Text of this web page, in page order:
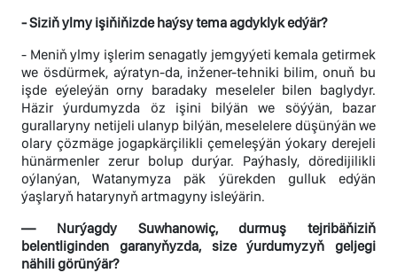
- Siziň ylmy işiňiňizde haýsy tema agdyklyk edýär?
- Meniň ylmy işlerim senagatly jemgyýeti kemala getirmek
we ösdürmek, aýratyn-da, inžener-tehniki bilim, onuň bu
işde eýeleýän orny baradaky meseleler bilen baglydyr.
Häzir ýurdumyzda öz işini bilýän we söýýän, bazar
gurallaryny netijeli ulanyp bilýän, meselelere düşünýän we
olary çözmäge jogapkärçilikli çemeleşýän ýokary derejeli
hünärmenler zerur bolup durýar. Paýhasly, döredijilikli
oýlanýan, Watanymyza päk ýürekden gulluk edýän
ýaşlaryň hatarynyň artmagyny isleýärin.
— Nurýagdy Suwhanowiç, durmuş tejribäňiziň
belentliginden garanyňyzda, size ýurdumyzyň geljegi
nähili görünýär?